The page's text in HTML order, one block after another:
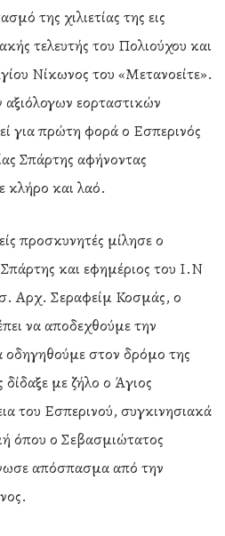
της χιλιετίας της εις
τελευτής του Πολιούχου και
Νίκωνος του «Μετανοείτε».
αξιόλογων εορταστικών
για πρώτη φορά ο Εσπερινός
Σπάρτης αφήνοντας
κλήρο και λαό.
προσκυνητές μίλησε ο
και εφημέριος του Ι.Ν
Αρχ. Σεραφείμ Κοσμάς, ο
να αποδεχθούμε την
οδηγηθούμε στον δρόμο της
με ζήλο ο Άγιος
του Εσπερινού, συγκινησιακά
όπου ο Σεβασμιώτατος
απόσπασμα από την